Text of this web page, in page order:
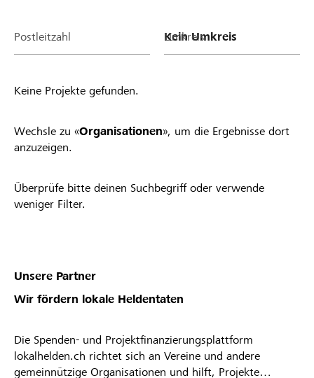
Postleitzahl Umkreis
Keine Projekte gefunden.
Wechsle zu «Organisationen», um die Ergebnisse dort
anzuzeigen.
Überprüfe bitte deinen Suchbegriff oder verwende
weniger Filter.
Unsere Partner
Wir fördern lokale Heldentaten
Die Spenden- und Projektfinanzierungsplattform
lokalhelden.ch richtet sich an Vereine und andere
gemeinnützige Organisationen und hilft, Projekte